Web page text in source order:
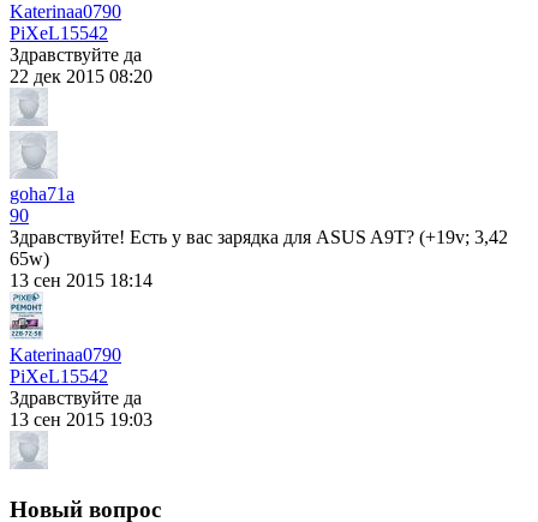
Katerinaa0790
PiXeL15542
Здравствуйте да
22 дек 2015 08:20
goha71a
90
Здравствуйте! Есть у вас зарядка для ASUS A9T? (+19v; 3,42
65w)
13 сен 2015 18:14
Katerinaa0790
PiXeL15542
Здравствуйте да
13 сен 2015 19:03
Новый вопрос